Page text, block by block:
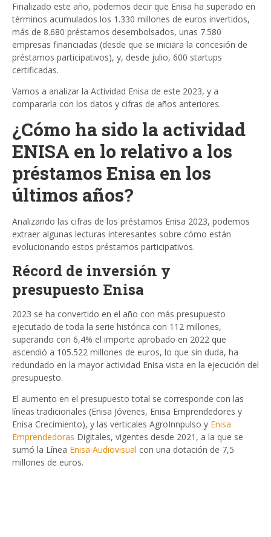
Finalizado este año, podemos decir que Enisa ha superado en
términos acumulados los 1.330 millones de euros invertidos,
más de 8.680 préstamos desembolsados, unas 7.580
empresas financiadas (desde que se iniciara la concesión de
préstamos participativos), y, desde julio, 600 startups
certificadas.
Vamos a analizar la Actividad Enisa de este 2023, y a
compararla con los datos y cifras de años anteriores.
¿Cómo ha sido la actividad
ENISA en lo relativo a los
préstamos Enisa en los
últimos años?
Analizando las cifras de los préstamos Enisa 2023, podemos
extraer algunas lecturas interesantes sobre cómo están
evolucionando estos préstamos participativos.
Récord de inversión y
presupuesto Enisa
2023 se ha convertido en el año con más presupuesto
ejecutado de toda la serie histórica con 112 millones,
superando con 6,4% el importe aprobado en 2022 que
ascendió a 105.522 millones de euros, lo que sin duda, ha
redundado en la mayor actividad Enisa vista en la ejecución del
presupuesto.
El aumento en el presupuesto total se corresponde con las
líneas tradicionales (Enisa Jóvenes, Enisa Emprendedores y
Enisa Crecimiento), y las verticales AgroInnpulso y Enisa
Emprendedoras Digitales, vigentes desde 2021, a la que se
sumó la Línea Enisa Audiovisual con una dotación de 7,5
millones de euros.